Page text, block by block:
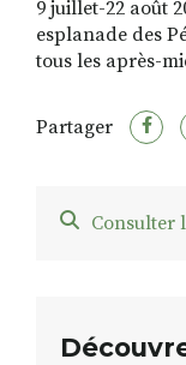
9 juillet-22 août
esplanade des
tous les après-
Partager
Consulter